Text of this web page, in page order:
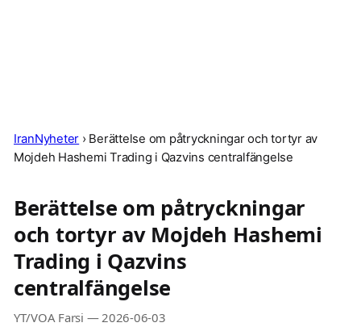
IranNyheter › Berättelse om påtryckningar och tortyr av
Mojdeh Hashemi Trading i Qazvins centralfängelse
Berättelse om påtryckningar
och tortyr av Mojdeh Hashemi
Trading i Qazvins
centralfängelse
YT/VOA Farsi — 2026-06-03